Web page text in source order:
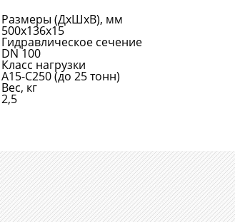
Размеры (ДхШхВ), мм
500х136х15
Гидравлическое сечение
DN 100
Класс нагрузки
А15-С250 (до 25 тонн)
Вес, кг
2,5